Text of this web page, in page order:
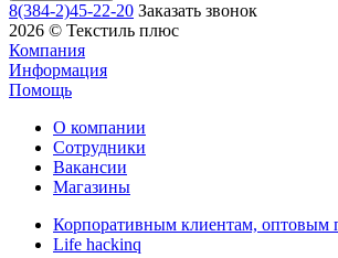
8(384-2)45-22-20 Заказать звонок
2026 © Текстиль плюс
Компания
Информация
Помощь
О компании
Сотрудники
Вакансии
Магазины
Корпоративным клиентам, оптовым
Life hackinq